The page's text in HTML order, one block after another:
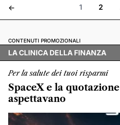
<- 1 2
CONTENUTI PROMOZIONALI
LA CLINICA DELLA FINANZA
Per la salute dei tuoi risparmi
SpaceX e la
aspettavano